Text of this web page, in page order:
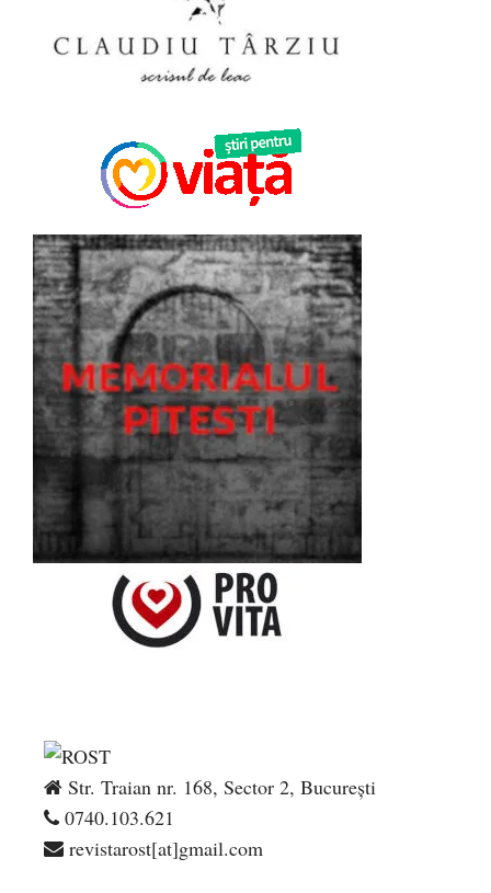
Str. Traian nr. 168, Sector 2, București
0740.103.621
revistarost[at]gmail.com